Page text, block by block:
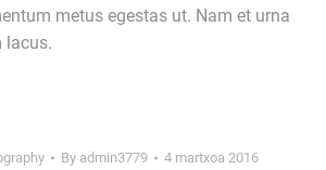
metus egestas ut. Nam et urna
lacus.
By admin3779 4 martxoa 2016